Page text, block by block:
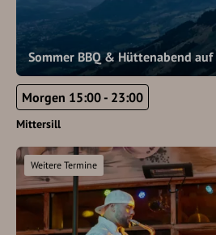
Sommer BBQ & Hüttenabend
Morgen 15:00 - 23:00
Mittersill
Weitere Termine